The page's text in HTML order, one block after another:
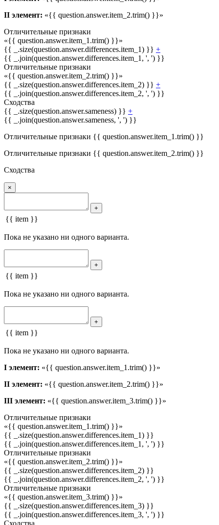
II элемент: «{{ question.answer.item_2.trim() }}»
Отличительные признаки
«{{ question.answer.item_1.trim() }}»
{{ _.size(question.answer.differences.item_1) }} +
{{ _.join(question.answer.differences.item_1, ', ') }}
Отличительные признаки
«{{ question.answer.item_2.trim() }}»
{{ _.size(question.answer.differences.item_2) }} +
{{ _.join(question.answer.differences.item_2, ', ') }}
Сходства
{{ _.size(question.answer.sameness) }} +
{{ _.join(question.answer.sameness, ', ') }}
Отличительные признаки {{ question.answer.item_1.trim() }}
Отличительные признаки {{ question.answer.item_2.trim() }}
Сходства
×
+
{{ item }}
Пока не указано ни одного варианта.
+
{{ item }}
Пока не указано ни одного варианта.
+
{{ item }}
Пока не указано ни одного варианта.
I элемент: «{{ question.answer.item_1.trim() }}»
II элемент: «{{ question.answer.item_2.trim() }}»
III элемент: «{{ question.answer.item_3.trim() }}»
Отличительные признаки
«{{ question.answer.item_1.trim() }}»
{{ _.size(question.answer.differences.item_1) }}
{{ _.join(question.answer.differences.item_1, ', ') }}
Отличительные признаки
«{{ question.answer.item_2.trim() }}»
{{ _.size(question.answer.differences.item_2) }}
{{ _.join(question.answer.differences.item_2, ', ') }}
Отличительные признаки
«{{ question.answer.item_3.trim() }}»
{{ _.size(question.answer.differences.item_3) }}
{{ _.join(question.answer.differences.item_3, ', ') }}
Сходства